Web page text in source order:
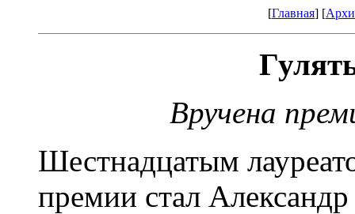
[Главная] [
Вручена
Шестнадцатым
премии стал